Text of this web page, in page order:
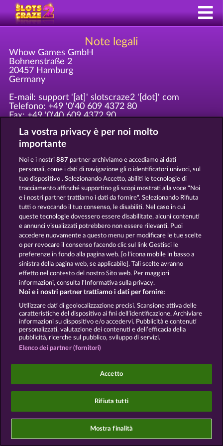
Note legali
Whow Games GmbH
Bohnenstraße 2
20457 Hamburg
Germany
E-mail: support '[at]' slotscraze2 '[dot]' com
Telefono: +49 '0'40 609 4372 80
Fax: +49 '0'40 609 4372 90
marketing a marketing 'at' whow 'dot' net!
Registrato a: Amtsgericht Hamburg HRB 126 959
AD: Giovanni Valeriota, Jaeyoung Choi
Partita IVA: DE294031346
Termini e condizioni
Informativa sulla privacy Note legali
Società FAQ Facebook
Invia richiesta di recesso
I giochi social da casinò sono volti esclusivamente
all'intrattenimento e non esercitano alcuna
influenza sull’eventuale futuro utilizzo di giochi
©2026 Whow Games GmbH
La vostra privacy è per noi molto
importante
Noi e i nostri887 partner archiviamo e accediamo ai dati
personali, come i dati di navigazione gli o identificatori univoci, sul
tuo dispositivo . Selezionando Accetto, abiliti le tecnologie di
tracciamento affinché supportino gli scopi mostrati alla voce "Noi
e i nostri partner trattiamo i dati da fornire". Selezionando Rifiuta
tutti o revocando il tuo consenso, le disabiliti. Nel caso in cui
queste tecnologie dovessero essere disabilitate, alcuni contenuti
e annunci visualizzati potrebbero non essere rilevanti. Puoi
accedere nuovamente a questo menu per modificare le tue scelte
o per revocare il consenso facendo clic sul link Gestisci le
preferenze in fondo alla pagina web. [o l'icona mobile in basso a
sinistra della pagina web, se applicabile]. Tali scelte avranno
effetto nel contesto del nostro Sito web. Per maggiori
informazioni, consulta l'Informativa sulla privacy.
Noi e i nostri partner trattiamo i dati per fornire:
Utilizzare dati di geolocalizzazione precisi. Scansione attiva delle
caratteristiche del dispositivo ai fini dell’identificazione. Archiviare
informazioni su dispositivo e/o accedervi. Pubblicità e contenuti
personalizzati, valutazione dei contenuti e dell’efficacia della
pubblicità, ricerche sul pubblico, sviluppo di servizi.
Elenco dei partner (fornitori)
Accetto
Rifiuta tutti
Mostra finalità